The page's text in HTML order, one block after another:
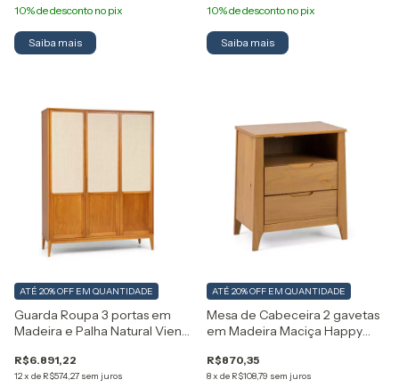
Saiba mais
Guarda Roupa 3 portas em
Madeira e Palha Natural Viena
R$6.891,22
12x de R$574,27 sem juros
ATÉ 20% OFF EM QUANTIDADE
Mesa de Cabeceira 2 gavetas
em Madeira Maciça Happy
R$870,35
8x de R$108,79 sem juros
ATÉ 20% OFF EM QUANTIDADE